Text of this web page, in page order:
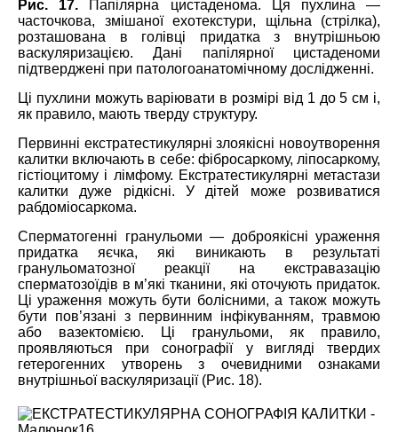
Рис. 17. Папілярна цистаденома. Ця пухлина ―
часточкова, змішаної ехотекстури, щільна (стрілка),
розташована в голівці придатка з внутрішньою
васкуляризацією. Дані папілярної цистаденоми
підтверджені при патологоанатомічному дослідженні.
Ці пухлини можуть варіювати в розмірі від 1 до 5 см і,
як правило, мають тверду структуру.
Первинні екстратестикулярні злоякісні новоутворення
калитки включають в себе: фібросаркому, ліпосаркому,
гістіоцитому і лімфому. Екстратестикулярні метастази
калитки дуже рідкісні. У дітей може розвиватися
рабдоміосаркома.
Сперматогенні гранульоми ― доброякісні ураження
придатка яєчка, які виникають в результаті
гранульоматозної реакції на екстравазацію
сперматозоїдів в м’які тканини, які оточують придаток.
Ці ураження можуть бути болісними, а також можуть
бути пов’язані з первинним інфікуванням, травмою
або вазектомією. Ці гранульоми, як правило,
проявляються при сонографії у вигляді твердих
гетерогенних утворень з очевидними ознаками
внутрішньої васкуляризації (Рис. 18).